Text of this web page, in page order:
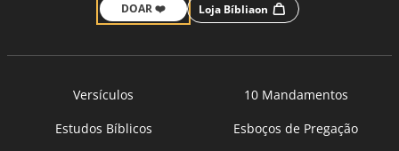
DOAR ❤️ Loja Bíbliaon
Versículos
10 Mandamentos
Estudos Bíblicos
Esboços de Pregação